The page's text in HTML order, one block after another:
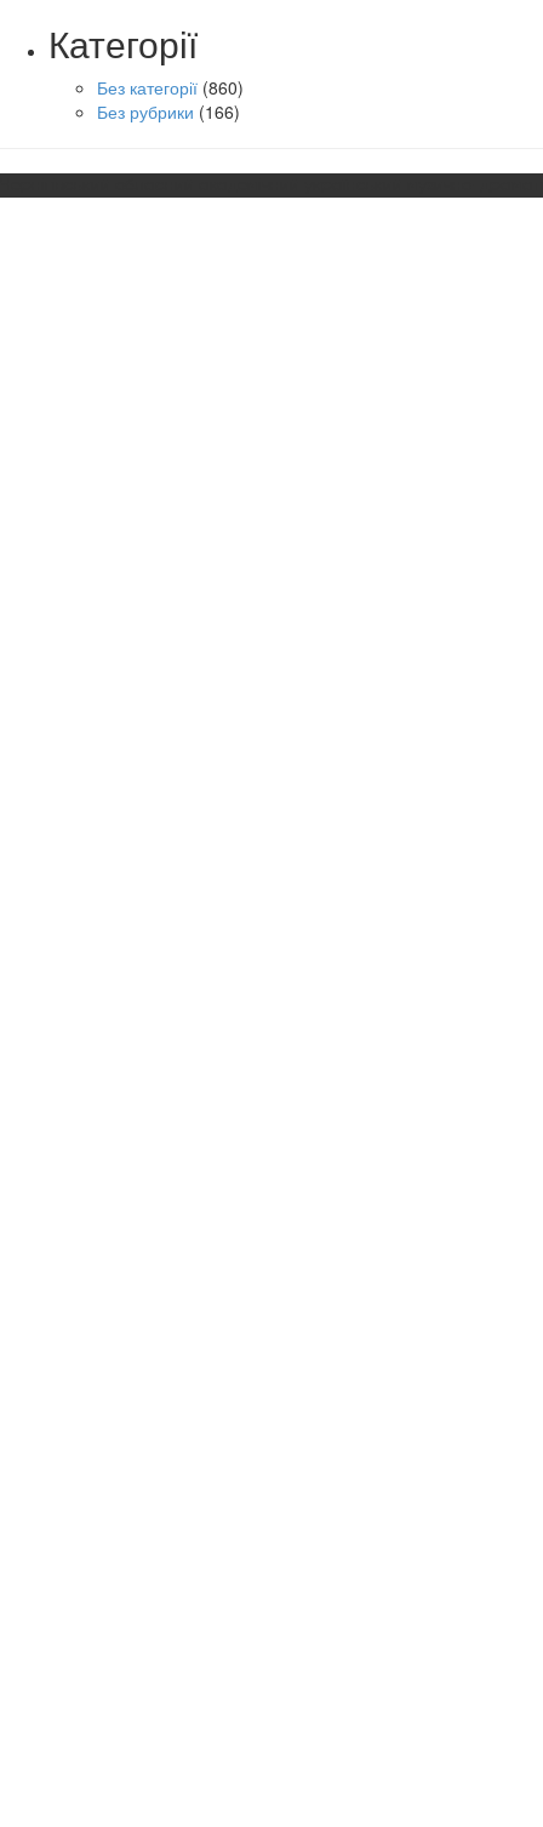
Категорії
Без категорії (860)
Без рубрики (166)